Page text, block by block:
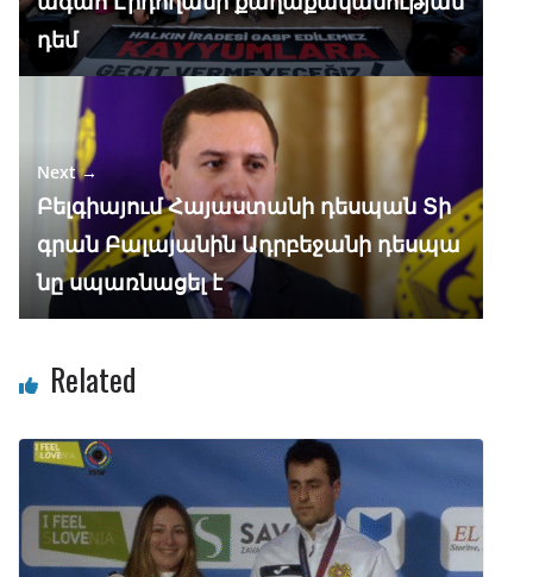
դեմ
Next →
Բելգիայում Հայաստանի դեսպան Տի
գրան Բալայանին Ադրբեջանի դեսպա
նը սպառնացել է
Related